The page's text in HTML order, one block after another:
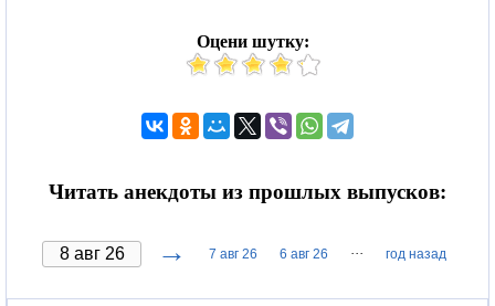
Оцени шутку:
Читать анекдоты из прошлых выпусков:
→ 7 авг 26 6 авг 26 ··· год назад